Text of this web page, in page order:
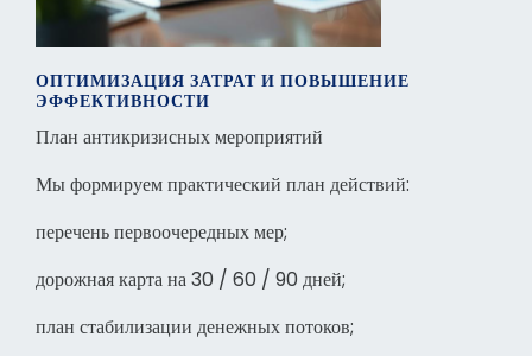
ОПТИМИЗАЦИЯ ЗАТРАТ И ПОВЫШЕНИЕ
ЭФФЕКТИВНОСТИ
План антикризисных мероприятий
Мы формируем практический план действий:
перечень первоочередных мер;
дорожная карта на 30 / 60 / 90 дней;
план стабилизации денежных потоков;